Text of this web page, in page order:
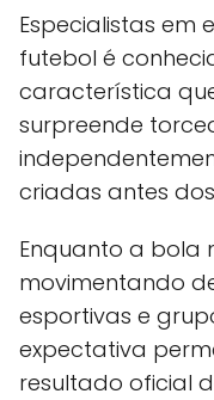
Especialistas em
futebol é
característica
surpreende
criadas antes
Enquanto a bola
movimentando
esportivas e
expectativa
resultado oficial